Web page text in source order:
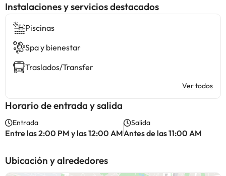
Instalaciones y servicios destacados
Piscinas
Spa y bienestar
Traslados/Transfer
Ver todos
Horario de entrada y salida
Entrada
Entre las 2:00 PM y las 12:00 AM
Salida
Antes de las 11:00 AM
Ubicación y alrededores